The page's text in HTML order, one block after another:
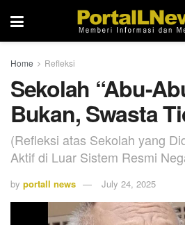
Home Refleksi
Sekolah “Abu-
Bukan, Swasta
(Refleksi atas Sekolah yang
Aktif di Luar Sistem Resmi
by portall news July 24, 2025